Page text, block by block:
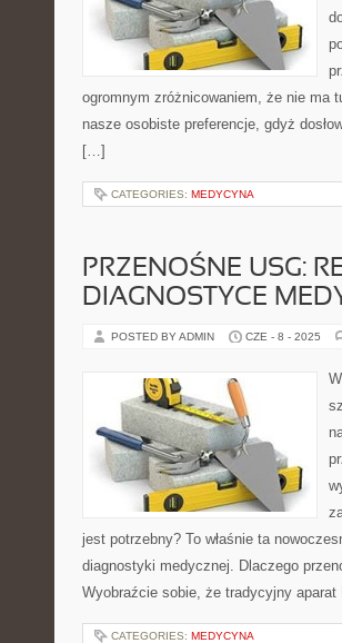
ogromnym zróżnicowaniem, że nie ma
nasze osobiste preferencje, gdyż
[…]
CATEGORIES: MEDYCYNA
PRZENOŚNE USG:
DIAGNOSTYCE
POSTED BY ADMIN CZE - 8 - 2025
jest potrzebny? To właśnie ta
diagnostyki medycznej. Dlaczego
Wyobraźcie sobie, że tradycyjny
CATEGORIES: MEDYCYNA